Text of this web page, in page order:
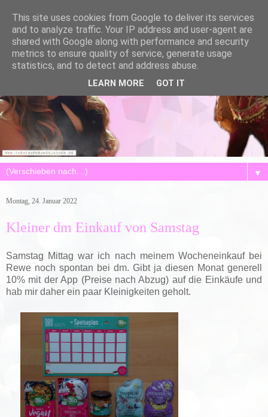
▼
Montag, 24. Januar 2022
Kleiner dm Einkauf von Samstag
Samstag Mittag war ich nach meinem Wocheneinkauf bei
Rewe noch spontan bei dm. Gibt ja diesen Monat generell
10% mit der App (Preise nach Abzug) auf die Einkäufe und
hab mir daher ein paar Kleinigkeiten geholt.
This site uses cookies from Google to deliver its services
and to analyze traffic. Your IP address and user-agent are
shared with Google along with performance and security
metrics to ensure quality of service, generate usage
statistics, and to detect and address abuse.
LEARN MORE GOT IT